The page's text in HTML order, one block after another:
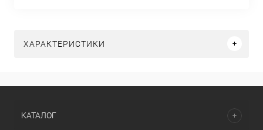
ХАРАКТЕРИСТИКИ
КАТАЛОГ